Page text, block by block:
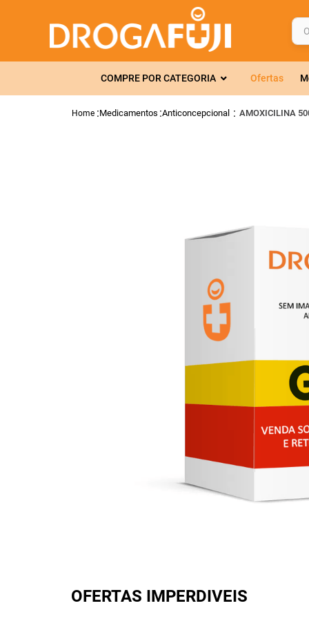
O
COMPRE POR CATEGORIA Ofertas
Medicamentos Anticoncepcional AMOXICILINA
OFERTAS IMPERDIVEIS
TERMOS MAIS
2 º
gelmax
7º
tadalafila